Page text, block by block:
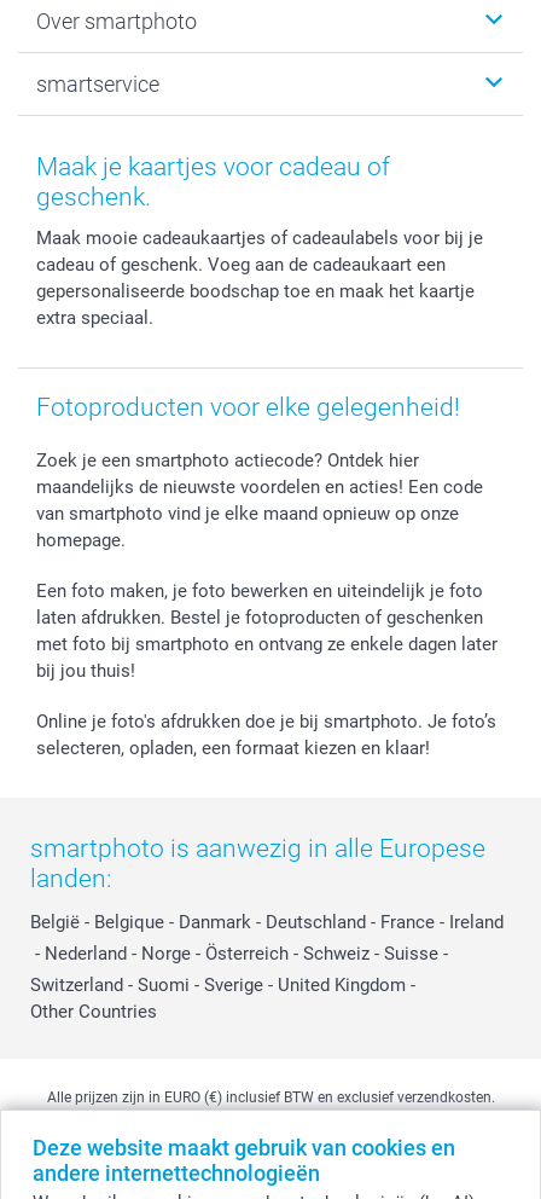
Deze website maakt gebruik van cookies en
andere internettechnologieën
Fotoprints, Fotoposter & Fotoalbum met fotoprints
MyNameBook
Stickers en Etiketten
Fotokaders, Decoratie en Snoepjes
Baby
Communie- en Lentefeest
Geschenken voor hem
Afstuderen
Vaderdag
Verjaardag
Geboorte
Over smartphoto
Duurzaamheid
Voorwaarden
Herroepingsrecht
Wettelijke garantie
Privacybeleid
Cookiebeleid
Jobs & Stages
Investor Relations
smartservice
smartgarantie
smartbonus
Grote bestellingen
Mijn orderstatus
Maak je kaartjes voor cadeau of
geschenk.
Maak mooie cadeaukaartjes of cadeaulabels voor bij je
cadeau of geschenk. Voeg aan de cadeaukaart een
gepersonaliseerde boodschap toe en maak het kaartje
extra speciaal.
Fotoproducten voor elke gelegenheid!
Zoek je een smartphoto actiecode? Ontdek hier
maandelijks de nieuwste voordelen en acties! Een code
van smartphoto vind je elke maand opnieuw op onze
homepage.
Een foto maken, je foto bewerken en uiteindelijk je foto
laten afdrukken. Bestel je fotoproducten of geschenken
met foto bij smartphoto en ontvang ze enkele dagen later
bij jou thuis!
Online je foto's afdrukken doe je bij smartphoto. Je foto’s
selecteren, opladen, een formaat kiezen en klaar!
smartphoto is aanwezig in alle Europese
landen:
België - Belgique - Danmark - Deutschland - France - Ireland
- Nederland - Norge - Österreich - Schweiz - Suisse -
Switzerland - Suomi - Sverige - United Kingdom -
Other Countries
© smartphoto group. Alle rechten voorbehouden
Alle prijzen zijn in EURO (€) inclusief BTW en exclusief verzendkosten.